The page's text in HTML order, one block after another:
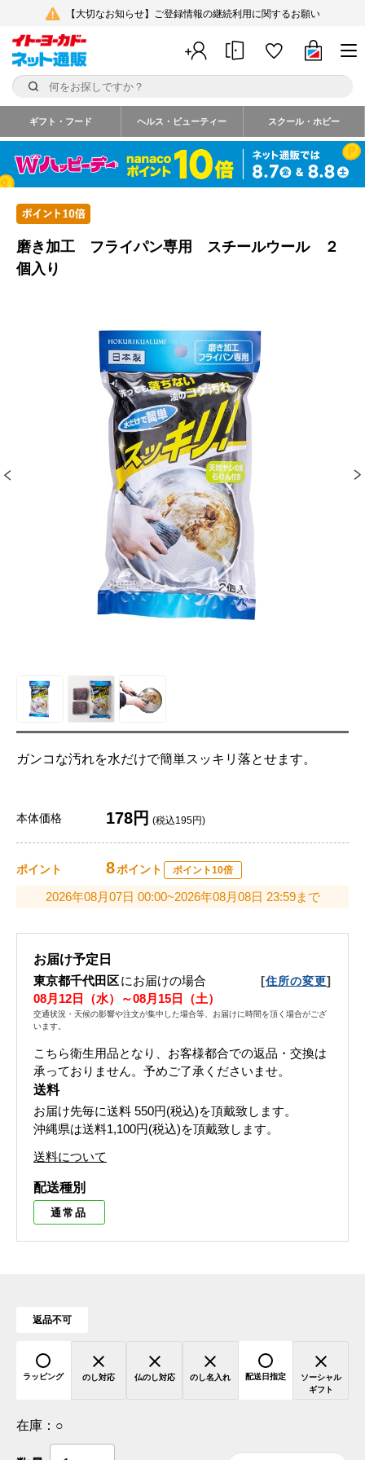
【大切なお知らせ】ご登録情報の継続利用に関するお願い
ギフト・フード ヘルス・ビューティー スクール・ホビー
磨き加工 フライパン専用 スチールウール ２
個入り
ガンコな汚れを水だけで簡単スッキリ落とせます。
本体価格 178円 (税込195円)
ポイント 8ポイント ポイント10倍
2026年08月07日 00:00~2026年08月08日 23:59まで
お届け予定日
東京都千代田区にお届けの場合 [住所の変更]
08月12日（水）～08月15日（土）
交通状況・天候の影響や注文が集中した場合等、お届けに時間を頂く場合がござ
います。
こちら衛生用品となり、お客様都合での返品・交換は
承っておりません。予めご了承くださいませ。
送料
お届け先毎に送料 550円(税込)を頂戴致します。
沖縄県は送料1,100円(税込)を頂戴致します。
送料について
配送種別
通常品
返品不可
ラッピング のし対応 仏のし対応 のし名入れ 配送日指定
ソーシャル
ギフト
在庫： ○